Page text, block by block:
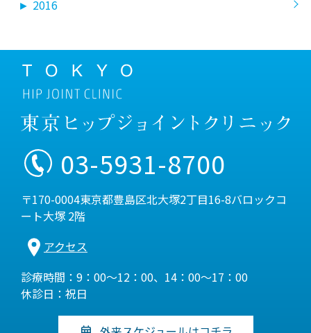
► 2016
03-5931-8700
〒170-0004東京都豊島区北大塚2丁目16-8バロックコ
ート大塚 2階
アクセス
診療時間：9：00～12：00、14：00～17：00
休診日：祝日